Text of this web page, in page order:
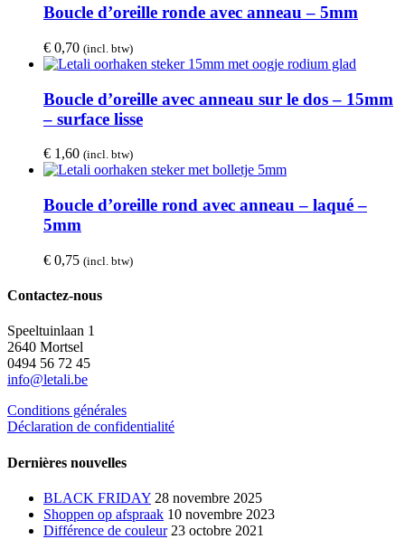
Boucle d’oreille ronde avec anneau – 5mm
€ 0,70 (incl. btw)
Boucle d’oreille avec anneau sur le dos – 15mm
– surface lisse
€ 1,60 (incl. btw)
Boucle d’oreille rond avec anneau – laqué –
5mm
€ 0,75 (incl. btw)
Contactez-nous
Speeltuinlaan 1
2640 Mortsel
0494 56 72 45
info@letali.be
Conditions générales
Déclaration de confidentialité
Dernières nouvelles
BLACK FRIDAY 28 novembre 2025
Shoppen op afspraak 10 novembre 2023
Différence de couleur 23 octobre 2021